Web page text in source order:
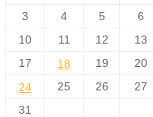
3
4 5 6
10
11 12 13
17
18
18 19 20
24
24 25 26 27
31